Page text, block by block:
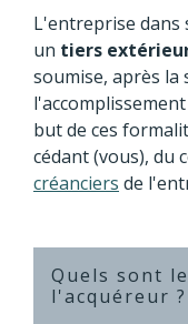
L'entreprise dans
un tiers
soumise, après la
but de ces
cédant (vous), du
créanciers de
Quels sont
l'acquéreur ?